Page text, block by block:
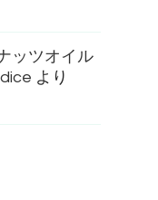
ッツオイル
より